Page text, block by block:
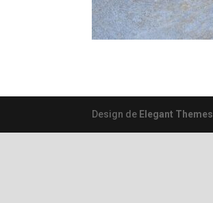
Design de Elegant Themes